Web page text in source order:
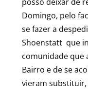
Domingo, pelo
se fazer a
Shoenstatt que
comunidade que
Bairro e de se
vieram